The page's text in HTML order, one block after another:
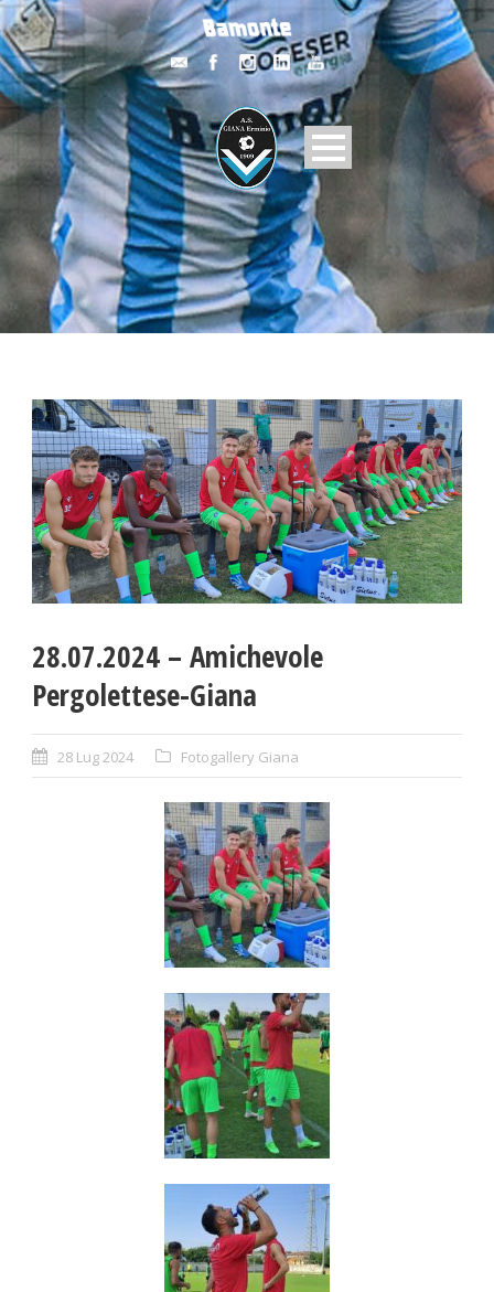
28.07.2024 – Amichevole
Pergolettese-Giana
28 Lug 2024 Fotogallery Giana